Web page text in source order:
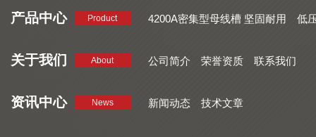
产品中心 Product 4200A密集型母线槽 坚固耐用
低
关于我们 About 公司简介 荣誉资质 联系我们
资讯中心 News 新闻动态 技术文章